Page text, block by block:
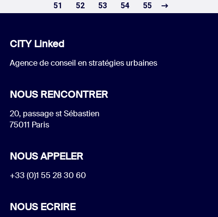
51
52 53 54 55
CITY Linked
Agence de conseil en stratégies urbaines
NOUS RENCONTRER
20, passage st Sébastien
75011 Paris
NOUS APPELER
+33 (0)1 55 28 30 60
NOUS ECRIRE